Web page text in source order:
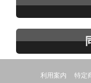
利用案内 特定